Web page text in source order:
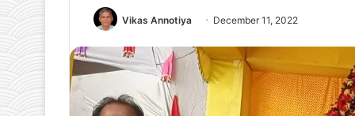
Vikas Annotiya December 11, 2022